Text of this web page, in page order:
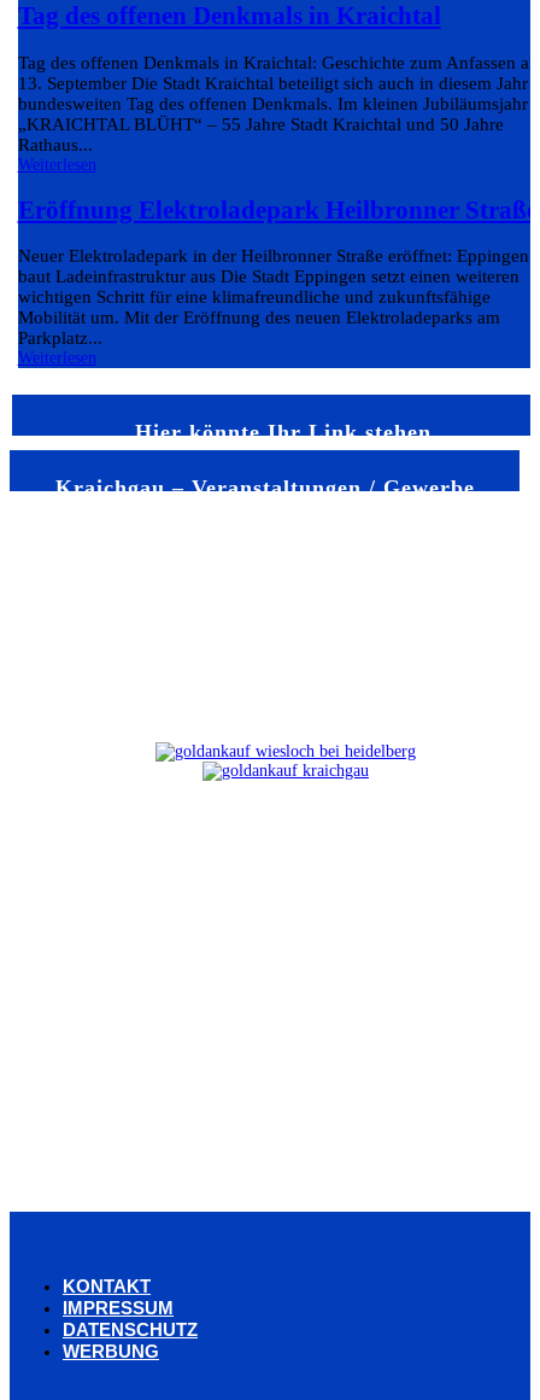
Tag des offenen Denkmals in Kraichtal
Tag des offenen Denkmals in Kraichtal: Geschichte zum Anfassen
13. September Die Stadt Kraichtal beteiligt sich auch in diesem Jahr
bundesweiten Tag des offenen Denkmals. Im kleinen Jubiläumsjahr
„KRAICHTAL BLÜHT“ – 55 Jahre Stadt Kraichtal und 50 Jahre
Rathaus...
Weiterlesen
Eröffnung Elektroladepark Heilbronner Straße
Neuer Elektroladepark in der Heilbronner Straße eröffnet: Eppingen
baut Ladeinfrastruktur aus Die Stadt Eppingen setzt einen weiteren
wichtigen Schritt für eine klimafreundliche und zukunftsfähige
Mobilität um. Mit der Eröffnung des neuen Elektroladeparks am
Parkplatz...
Weiterlesen
Hier könnte Ihr Link stehen
Kraichgau – Veranstaltungen / Gewerbe
KONTAKT
IMPRESSUM
DATENSCHUTZ
WERBUNG